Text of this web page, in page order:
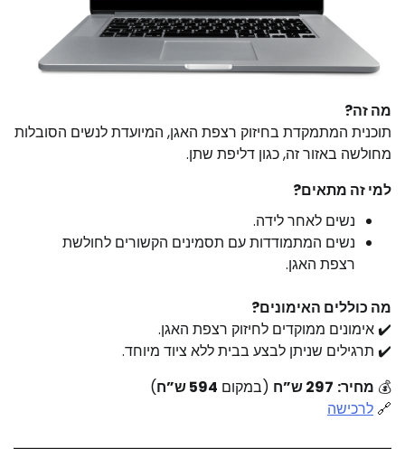
מה זה?
תוכנית המתמקדת בחיזוק רצפת האגן, המיועדת לנשים הסובלות
מחולשה באזור זה, כגון דליפת שתן.​
למי זה מתאים?
נשים לאחר לידה.​
נשים המתמודדות עם תסמינים הקשורים לחולשת
רצפת האגן.​
מה כוללים האימונים?
✔️ אימונים ממוקדים לחיזוק רצפת האגן.​
✔️ תרגילים שניתן לבצע בבית ללא ציוד מיוחד.​
💰 מחיר: 297 ש”ח (במקום 594 ש”ח
)
🔗 לרכישה